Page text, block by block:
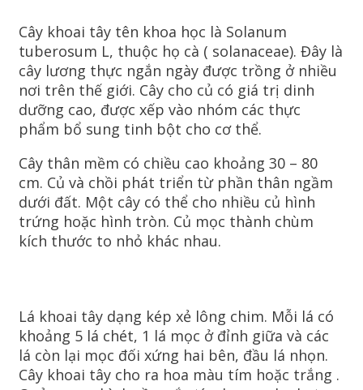
Cây khoai tây tên khoa học là Solanum
tuberosum L, thuộc họ cà ( solanaceae). Đây là
cây lương thực ngắn ngày được trồng ở nhiều
nơi trên thế giới. Cây cho củ có giá trị dinh
dưỡng cao, được xếp vào nhóm các thực
phẩm bổ sung tinh bột cho cơ thể.
Cây thân mềm có chiều cao khoảng 30 – 80
cm. Củ và chồi phát triển từ phần thân ngầm
dưới đất. Một cây có thể cho nhiều củ hình
trứng hoặc hình tròn. Củ mọc thành chùm
kích thước to nhỏ khác nhau.
Lá khoai tây dạng kép xẻ lông chim. Mỗi lá có
khoảng 5 lá chét, 1 lá mọc ở đỉnh giữa và các
lá còn lại mọc đối xứng hai bên, đầu lá nhọn.
Cây khoai tây cho ra hoa màu tím hoặc trắng .